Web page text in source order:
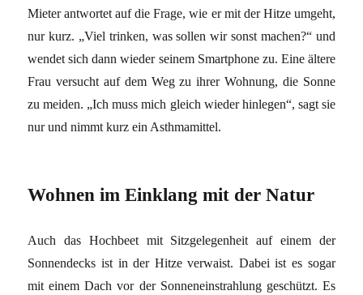
Mieter antwortet auf die Frage, wie er mit der Hitze umgeht,
nur kurz. „Viel trinken, was sollen wir sonst machen?“ und
wendet sich dann wieder seinem Smartphone zu. Eine ältere
Frau versucht auf dem Weg zu ihrer Wohnung, die Sonne
zu meiden. „Ich muss mich gleich wieder hinlegen“, sagt sie
nur und nimmt kurz ein Asthmamittel.
Wohnen im Einklang mit der Natur
Auch das Hochbeet mit Sitzgelegenheit auf einem der
Sonnendecks ist in der Hitze verwaist. Dabei ist es sogar
mit einem Dach vor der Sonneneinstrahlung geschützt. Es